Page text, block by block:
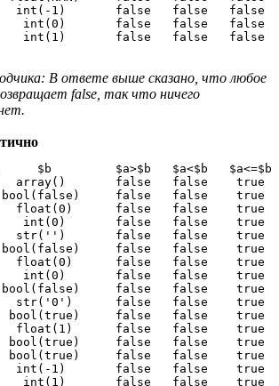
int(-1)       false   false
int(0)       false   false
В ответе выше сказано, что любое
false, так что ничего
$b         $a>$b   $a<$b
array()       false   false
bool(false)     false   false
float(0)      false   false
int(0)       false   false
str('')       false   false
bool(false)     false   false
float(0)      false   false
int(0)       false   false
bool(false)     false   false
str('0')      false   false
bool(true)     false   false
float(1)      false   false
bool(true)     false   false
bool(true)     false   false
int(-1)       false   false
int(1)       false   false